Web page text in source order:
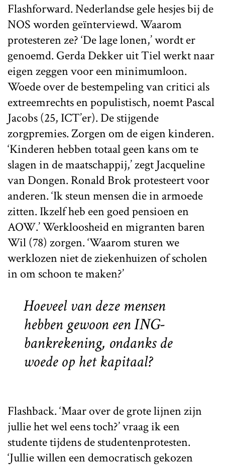
Flashforward. Nederlandse gele hesjes bij de
NOS worden geïnterviewd. Waarom
protesteren ze? ‘De lage lonen,’ wordt er
genoemd. Gerda Dekker uit Tiel werkt naar
eigen zeggen voor een minimumloon.
Woede over de bestempeling van critici als
extreemrechts en populistisch, noemt Pascal
Jacobs (25, ICT’er). De stijgende
zorgpremies. Zorgen om de eigen kinderen.
‘Kinderen hebben totaal geen kans om te
slagen in de maatschappij,’ zegt Jacqueline
van Dongen. Ronald Brok protesteert voor
anderen. ‘Ik steun mensen die in armoede
zitten. Ikzelf heb een goed pensioen en
AOW.’ Werkloosheid en migranten baren
Wil (78) zorgen. ‘Waarom sturen we
werklozen niet de ziekenhuizen of scholen
in om schoon te maken?’
Hoeveel van deze mensen
hebben gewoon een ING-
bankrekening, ondanks de
woede op het kapitaal?
Flashback. ‘Maar over de grote lijnen zijn
jullie het wel eens toch?’ vraag ik een
studente tijdens de studentenprotesten.
‘Jullie willen een democratisch gekozen